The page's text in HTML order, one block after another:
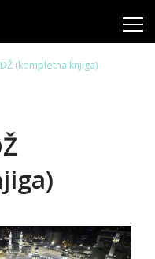
(kompletna knjiga)